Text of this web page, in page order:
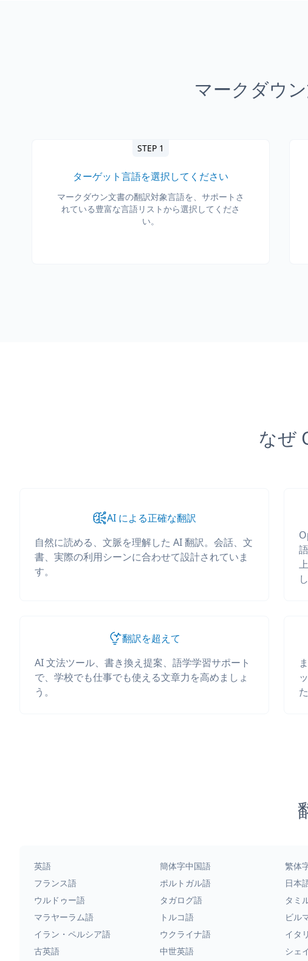
マークダウ
STEP 1
ターゲット言語を選択してください
マークダウン文書の翻訳対象言語を、サポートさ
れている豊富な言語リストから選択してくださ
い。
なぜ
AI による正確な翻訳
自然に読める、文脈を理解した AI 翻訳。会話、文
書、実際の利用シーンに合わせて設計されていま
す。
翻訳を超えて
AI 文法ツール、書き換え提案、語学学習サポート
で、学校でも仕事でも使える文章力を高めましょ
う。
英語 簡体字中国語 繁体
フランス語
ポルトガル語 日本
ウルドゥー語
タガログ語 タミ
マラヤーラム語
トルコ語 ビル
イラン・ペルシア語
ウクライナ語 イタ
古英語
中世英語 シェ